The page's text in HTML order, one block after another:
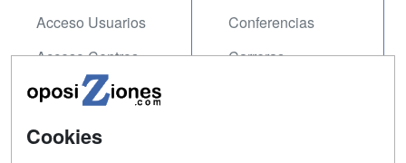
Acceso Usuarios
Acceso Centros
Conferencias
Carreras
Contactar
Cookies